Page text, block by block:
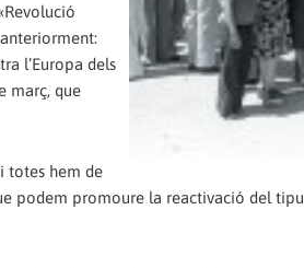
l’Europa dels
març, que
totes hem de
podem promoure la reactivació del